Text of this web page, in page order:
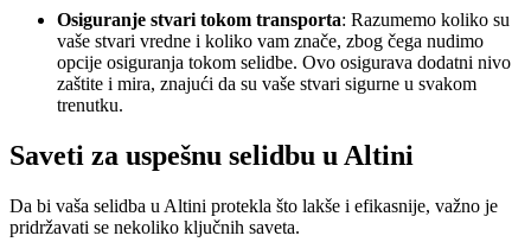
Osiguranje stvari tokom transporta: Razumemo koliko su
vaše stvari vredne i koliko vam znače, zbog čega nudimo
opcije osiguranja tokom selidbe. Ovo osigurava dodatni nivo
zaštite i mira, znajući da su vaše stvari sigurne u svakom
trenutku.
Saveti za uspešnu selidbu u Altini
Da bi vaša selidba u Altini protekla što lakše i efikasnije, važno je
pridržavati se nekoliko ključnih saveta.